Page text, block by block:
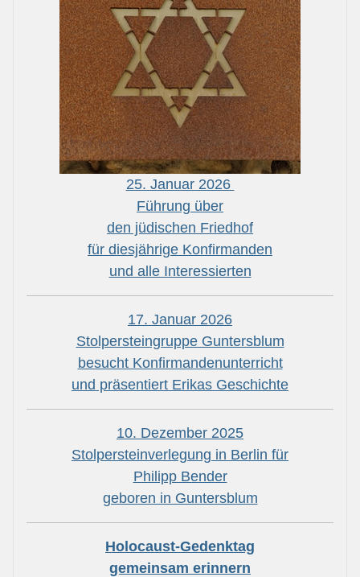
25. Januar 2026
Führung über
den jüdischen Friedhof
für diesjährige Konfirmanden
und alle Interessierten
17. Januar 2026
Stolpersteingruppe Guntersblum
besucht Konfirmandenunterricht
und präsentiert Erikas Geschichte
10. Dezember 2025
Stolpersteinverlegung in Berlin für
Philipp Bender
geboren in Guntersblum
Holocaust-Gedenktag
gemeinsam erinnern